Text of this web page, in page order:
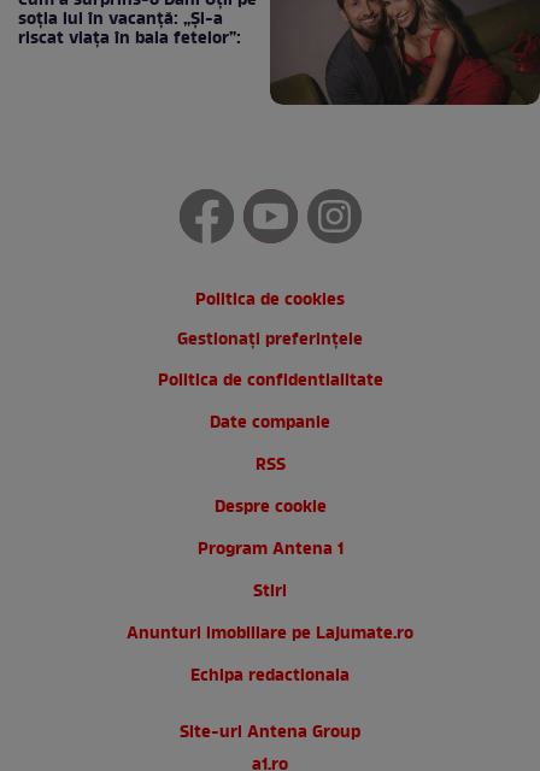
soția lui în vacanță: „Și-a
riscat viața în baia fetelor”:
Politica de cookies
Gestionați preferințele
Politica de confidentialitate
Date companie
RSS
Despre cookie
Program Antena 1
Stiri
Anunturi imobiliare pe Lajumate.ro
Echipa redactionala
Site-uri Antena Group